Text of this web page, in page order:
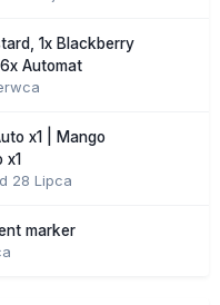
1x Blackberry
Automat
x1 | Mango
28 Lipca
marker